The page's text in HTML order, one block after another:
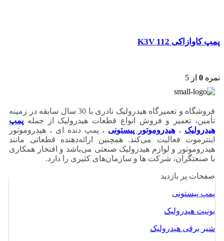
پمپ کاوازاکی K3V 112
نمره 0 از 5
فروشگاه و تعمیرگاه هیدرولیک نادری با 30 سال سابقه در زمینه
تأمین، تعمیر و فروش انواع قطعات هیدرولیک از جمله پمپ
هیدرولیک ، هیدروموتور پیستونی ، پمپ دنده ای ، هیدروموتور
اینترموت فعالیت می‌کند. همچنین ارائه‌دهنده قطعاتی مانند
هیدروموتور و لوازم هیدرولیک صنعتی می‌باشد و افتخار همکاری
با صنعتگران، شرکت ها و سازمان‌های کثیری را دارد.
صفحات پر بازدید
پمپ پیستونی
یونیت هیدرولیک
شیر برقی هیدرولیک